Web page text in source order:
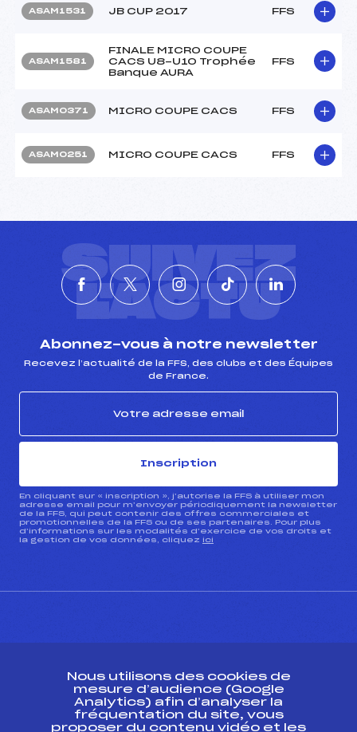
ASAM1531 JB CUP 2017 FFS
ASAM1581
FINALE MICRO COUPE
CACS U8-U10 Trophée
Banque AURA
FFS
ASAM0371 MICRO COUPE CACS FFS
ASAM0251 MICRO COUPE CACS FFS
SUIVEZ
L'ACTU
Abonnez-vous à notre newsletter
Recevez l’actualité de la FFS, des clubs et des Équipes
de France.
Inscription
En cliquant sur « inscription », j’autorise la FFS à utiliser mon
adresse email pour m’envoyer périodiquement la newsletter
de la FFS, qui peut contenir des offres commerciales et
promotionnelles de la FFS ou de ses partenaires. Pour plus
d’informations sur les modalités d’exercice de vos droits et
la gestion de vos données, cliquez ici
ESPACE PRESSE
Ressources
Nous utilisons des cookies de
mesure d’audience (Google
Analytics) afin d’analyser la
fréquentation du site, vous
proposer du contenu vidéo et les